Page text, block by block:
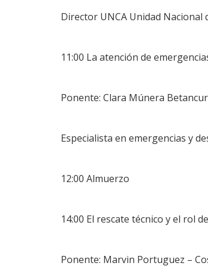
Director UNCA Unidad Nacional
11:00 La atención de
Ponente: Clara Múnera
Especialista en emergencias y
12:00 Almuerzo
14:00 El rescate técnico y el rol
Ponente: Marvin Portuguez –